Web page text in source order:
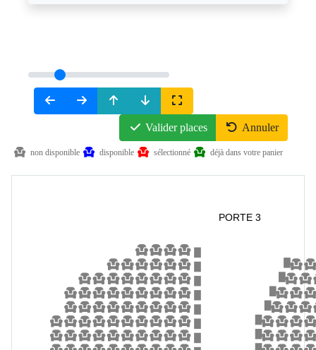
Valider places Annuler
non disponible disponible sélectionné déjà dans votre panier
PORTE 3